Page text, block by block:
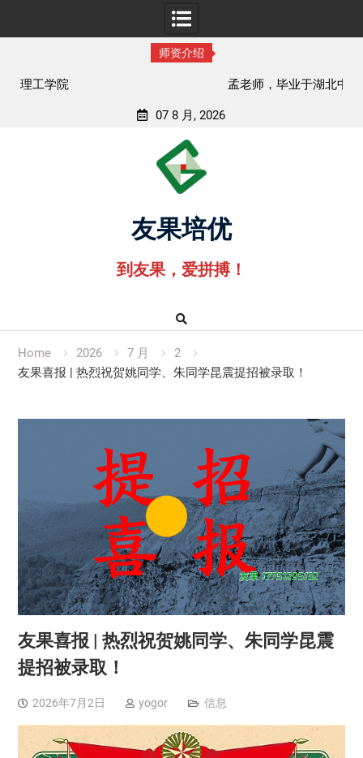
师资介绍
孟老师，毕业于湖北中医药大学
07 8 月, 2026
友果培优
到友果，爱拼搏！
Home 2026 7 月
2
友果喜报 | 热烈祝贺姚同学、朱同学昆震提招被录取！
友果喜报 | 热烈祝贺姚同学、朱同学昆震
提招被录取！
2026年7月2日 yogor 信息